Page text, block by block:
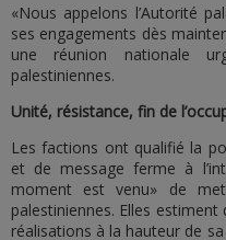
«Nous appelons l’Autorité
ses engagements dès
une réunion nationale
palestiniennes.
Unité, résistance, fin de
Les factions ont qualifié la
et de message ferme à
moment est venu» de
palestiniennes. Elles
réalisations à la hauteur de